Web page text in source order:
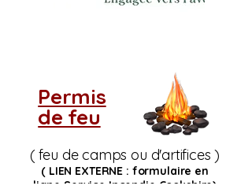
Permis
de feu
( feu de camps ou d'artifices )
( LIEN EXTERNE : formulaire en
ligne Service Incendie Cookshire)